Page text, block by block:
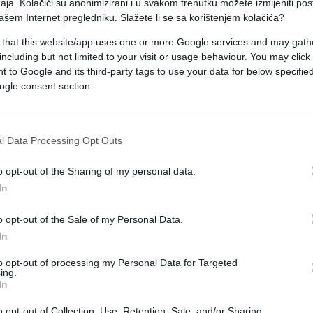
Kolačići su anonimizirani i u svakom trenutku možete izmijeniti
Internet pregledniku. Slažete li se sa korištenjem kolačića?
that this website/app uses one or more Google services and may
but not limited to your visit or usage behaviour. You may
to Google and its third-party tags to use your data for below
consent section.
Data Processing Opt Outs
opt-out of the Sharing of my personal data.
opt-out of the Sale of my Personal Data.
opt-out of processing my Personal Data for Targeted
"Suprotstavljanje neokolonijalizmu kao
koja je zakazana u 9.00 sati po
srednjoevropskom.
međunarodni sastanak zvaničnika
sesija, naučne konferencije, okrugli stolovi,
te izložbe o specifičnim oblastima rada
organizacija pozvano je da učestvuje na
šefova država, šefova agencija za
međunarodnih organizacija.
država, predstavnici naučne zajednice i